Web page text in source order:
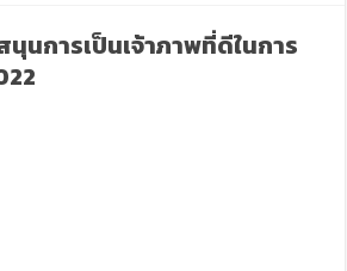
นการเป็นเจ้าภาพที่ดีในการ